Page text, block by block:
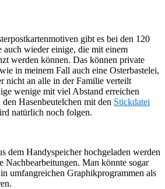
gibt es bei den 120
auch wieder einige, die mit einem
werden können. Das können private
in meinem Fall auch eine Osterbastelei,
nicht an alle in der Familie verteilt
wenige mit viel Abstand erreichen
Hasenbeutelchen mit den Stickdatei
natürlich noch folgen.
dem Handyspeicher hochgeladen werden
Nachbearbeitungen. Man könnte sogar
umfangreichen Graphikprogrammen als